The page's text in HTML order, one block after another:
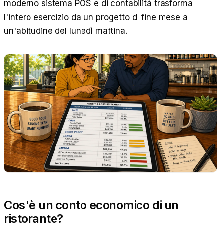
moderno sistema POS e di contabilità trasforma
l'intero esercizio da un progetto di fine mese a
un'abitudine del lunedì mattina.
Cos'è un conto economico di un
ristorante?